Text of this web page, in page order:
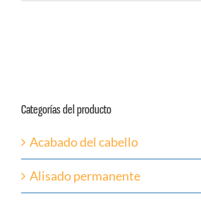
Categorías del producto
Acabado del cabello
Alisado permanente